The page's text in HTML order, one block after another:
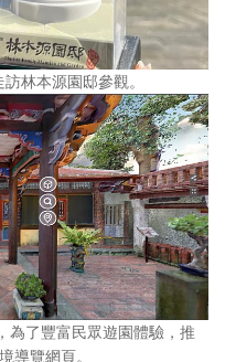
林本源園邸參觀。
為了豐富民眾遊園體驗，推
導覽網頁。